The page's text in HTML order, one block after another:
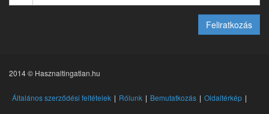
Feliratkozás
2014 © Hasznaltingatlan.hu
Általános szerződési feltételek Rólunk Bemutatkozás Oldaltérkép